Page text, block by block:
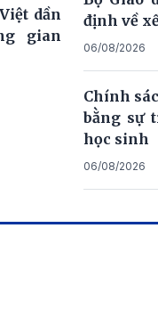
dần
gian
định về
06/08/2026
Chính
bằng sự
học sinh
06/08/2026